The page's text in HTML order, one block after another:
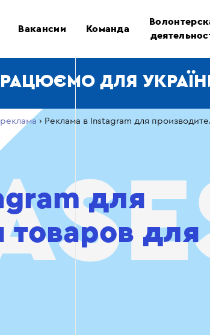
Вакансии Команда
ДЛЯ
› Реклама в Instagram для
для
товаров